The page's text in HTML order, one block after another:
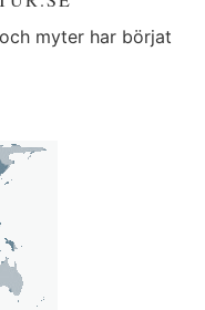
myter har börjat